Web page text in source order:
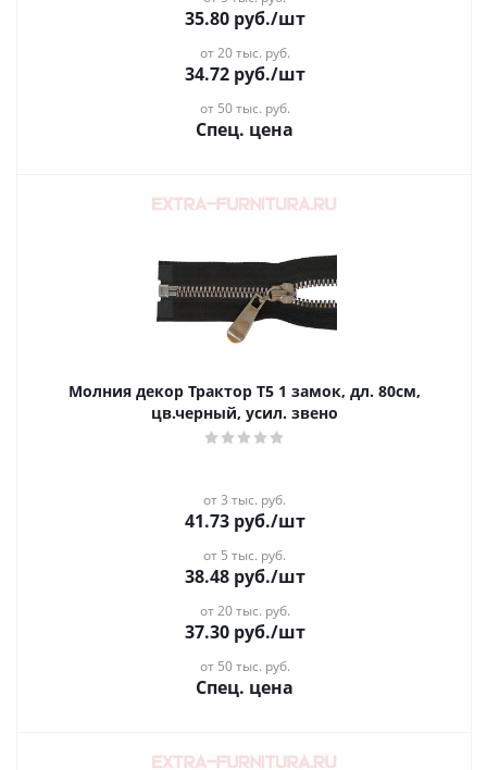
35.80руб./шт
от 20 тыс. руб.
34.72руб./шт
от 50 тыс. руб.
Спец. цена
Молния декор Трактор Т5 1 замок, дл. 80см,
цв.черный, усил. звено
от 3 тыс. руб.
41.73руб./шт
от 5 тыс. руб.
38.48руб./шт
от 20 тыс. руб.
37.30руб./шт
от 50 тыс. руб.
Спец. цена